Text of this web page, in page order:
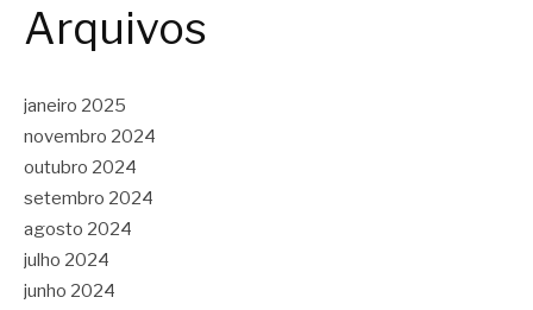
Arquivos
janeiro 2025
novembro 2024
outubro 2024
setembro 2024
agosto 2024
julho 2024
junho 2024